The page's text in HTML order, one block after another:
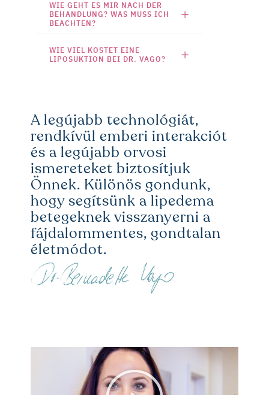
WIE GEHT ES MIR NACH DER
BEHANDLUNG? WAS MUSS ICH
BEACHTEN?
WIE VIEL KOSTET EINE
LIPOSUKTION BEI DR. VAGO?
A legújabb technológiát,
rendkívül emberi interakciót
és a legújabb orvosi
ismereteket biztosítjuk
Önnek. Különös gondunk,
hogy segítsünk a lipedema
betegeknek visszanyerni a
fájdalommentes, gondtalan
életmódot.